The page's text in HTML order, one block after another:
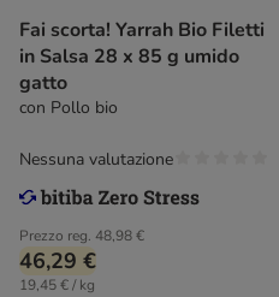
Fai scorta! Yarrah Bio Filetti
in Salsa 28 x 85 g umido
gatto
con Pollo bio
Prezzo reg. 48,98 €
46,29 €
19,45 € / kg
Nessuna valutazione